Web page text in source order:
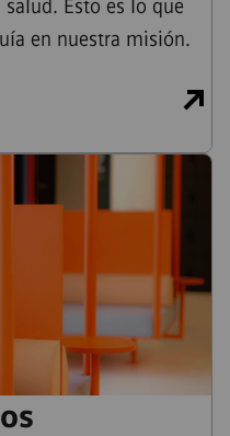
Esto es lo que
en nuestra misión.